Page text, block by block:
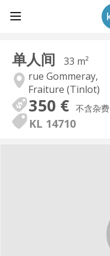
单人间
33 m²
rue Gommeray,
Fraiture (Tinlot)
350 € 不含杂费
KL 14710